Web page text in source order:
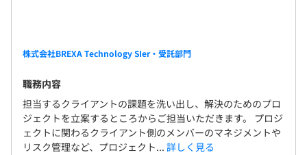
株式会社BREXA Technology SIer・受託部門
職務内容
担当するクライアントの課題を洗い出し、解決のためのプロ
ジェクトを立案するところからご担当いただきます。 プロジ
ェクトに関わるクライアント側のメンバーのマネジメントや
リスク管理など、プロジェクト... 詳しく見る